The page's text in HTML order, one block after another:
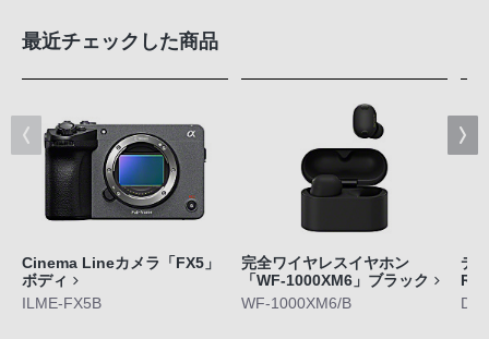
最近チェックした商品
Cinema Lineカメラ「FX5」
ボディ
ILME-FX5B
完全ワイヤレスイヤホン
「WF-1000XM6」ブラック
WF-1000XM6/B
デ